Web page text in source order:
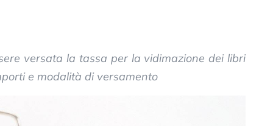
versata la tassa per la vidimazione dei libri
e modalità di versamento